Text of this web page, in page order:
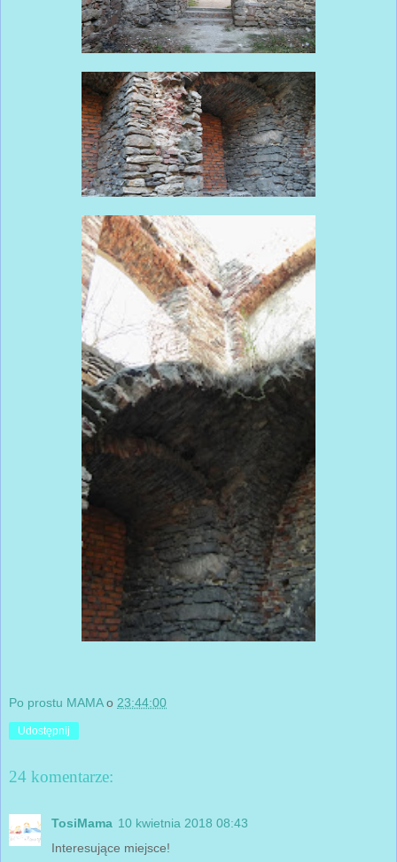
Po prostu MAMA o 23:44:00
Udostępnij
24 komentarze:
TosiMama 10 kwietnia 2018 08:43
Interesujące miejsce!